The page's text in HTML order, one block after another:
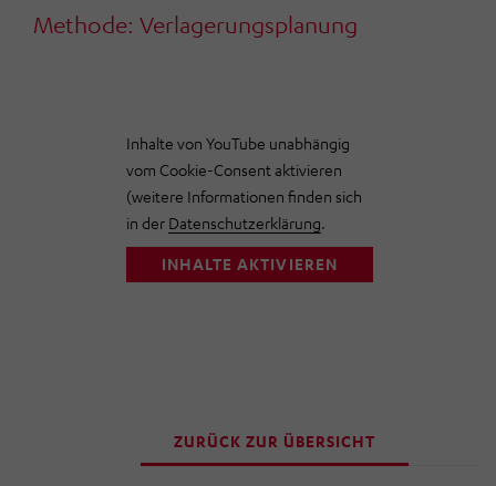
Methode: Verlagerungsplanung
Inhalte von YouTube unabhängig
vom Cookie-Consent aktivieren
(weitere Informationen finden sich
in der Datenschutzerklärung.
INHALTE AKTIVIEREN
ZURÜCK ZUR ÜBERSICHT